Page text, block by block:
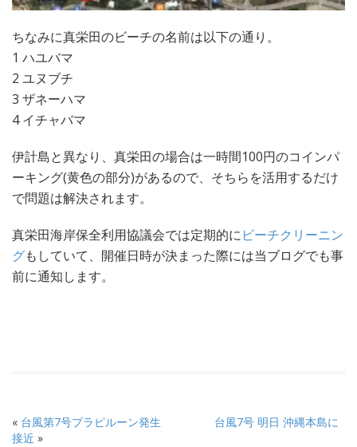
ちなみに真栄田のビーチの名前は以下の通り。
1 ハユバマ
2 ユヌブチ
3 ザネーハマ
4 イチャバマ
伊計島と異なり、真栄田の場合は一時間100円のコインパ
ーキング(黄色の部分)があるので、そちらを活用するだけ
で問題は解決されます。
真栄田海岸保全利用協議会では定期的にビーチクリーニン
グもしていて、開催日時が決まった際には当ブログでも事
前に通知します。
« 台風第7号プラピルーン発生
台風7号 明日 沖縄本島に
接近 »